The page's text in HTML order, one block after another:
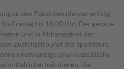
an den Paketdienstleister erfolgt
Freitag bis 18:00 Uhr. Der genaue
und in Abhängigkeit der
Zustellzeitpunkt des Spediteurs
notwendige pharmazeutische
dienen, die